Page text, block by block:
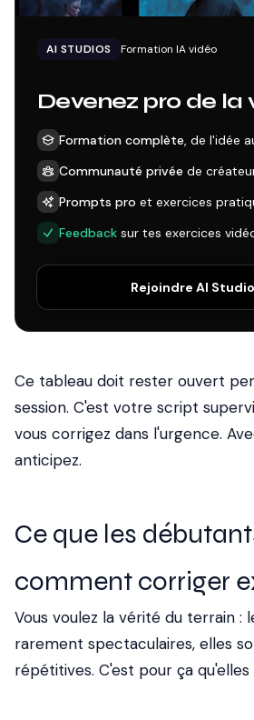
AI STUDIOS Formation IA vidéo
Devenez pro de la
Formation complète, de l'idée
Communauté privée de
Prompts pro et exercices
Feedback sur tes exercices
Rejoindre AI
Ce tableau doit rester ouvert
session. C'est votre script
vous corrigez dans l'urgence.
anticipez.
Ce que les
comment corriger
Vous voulez la vérité du terrain :
rarement spectaculaires, elles
répétitives. C'est pour ça